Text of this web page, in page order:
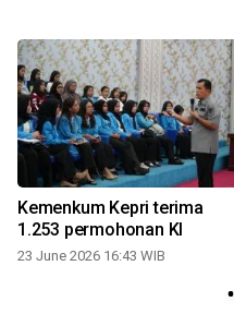
Kemenkum Kepri terima
1.253 permohonan KI
23 June 2026 16:43 WIB